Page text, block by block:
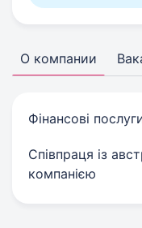
О компании
Фінансові
Співпраця із
компанією